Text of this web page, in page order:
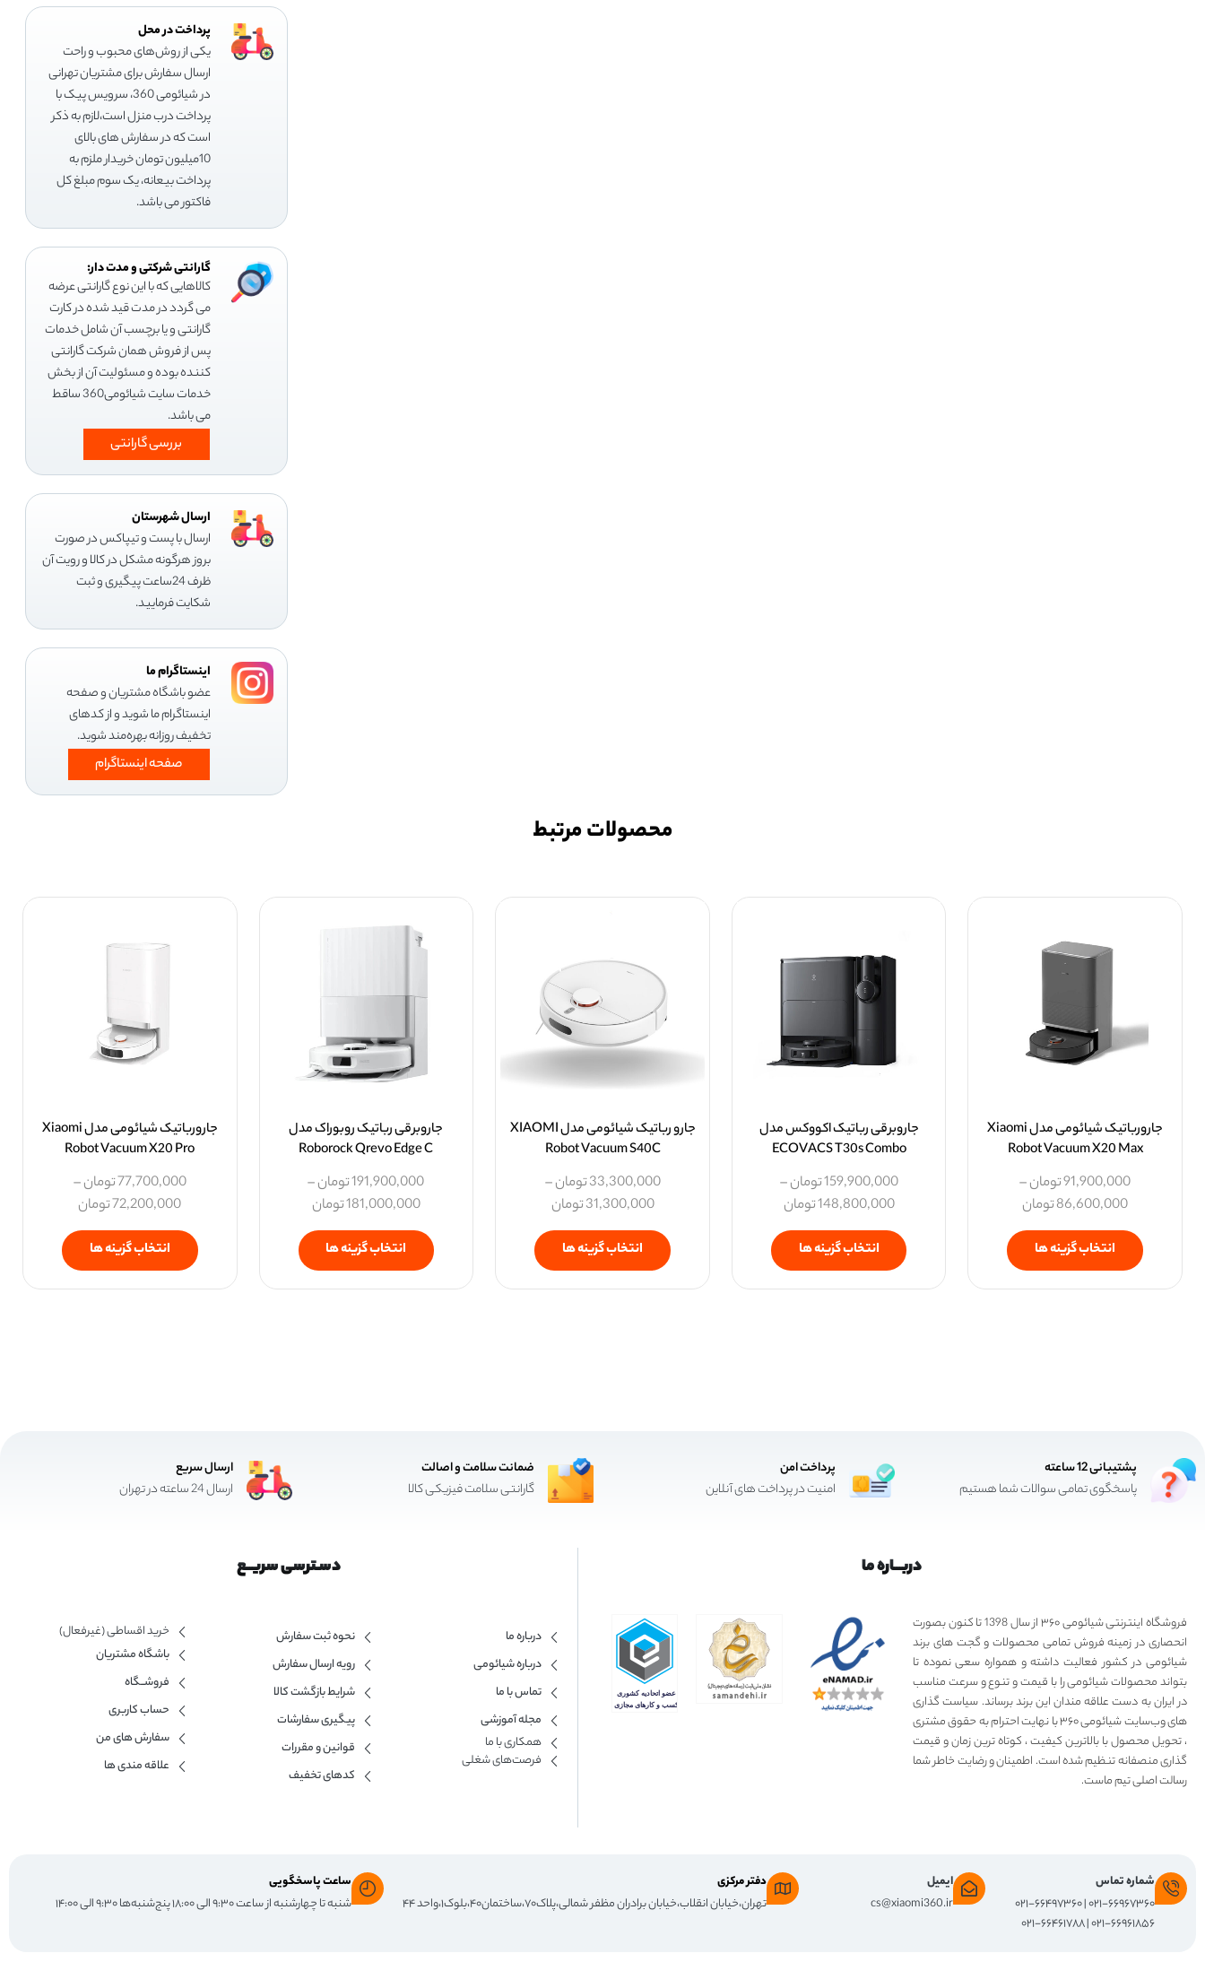
پرداخت در محل
یکی از روش‌های محبوب و راحت
ارسال سفارش برای مشتریان تهرانی
در شیائومی 360، سرویس پیک با
پرداخت درب منزل است،لازم به ذکر
است که در سفارش های بالای
10میلیون تومان خریدار ملزم به
پرداخت بیعانه، یک سوم مبلغ کل
فاکتور می باشد.
گارانتی شرکتی و مدت دار:
کالاهایی که با این نوع گارانتی عرضه
می گردد در مدت قید شده در کارت
گارانتی و یا برچسب آن شامل خدمات
پس از فروش همان شرکت گارانتی
کننده بوده و مسئولیت آن از بخش
خدمات سایت شیائومی360 ساقط
می باشد.
بررسی گارانتی
ارسال شهرستان
ارسال با پست و تیپاکس در صورت
بروز هرگونه مشکل در کالا و رویت آن
ظرف 24ساعت پیگیری و ثبت
شکایت فرمایید.
اینستاگرام ما
عضو باشگاه مشتریان و صفحه
اینستاگرام ما شوید و از کدهای
تخفیف روزانه بهره‌مند شوید.
صفحه اینستاگرام
محصولات مرتبط
جارورباتیک شیائومی مدل Xiaomi
Robot Vacuum X20 Max
91,900,000تومان–
86,600,000تومان
انتخاب گزینه ها
جاروبرقی رباتیک اکووکس مدل
ECOVACS T30s Combo
159,900,000تومان–
148,800,000تومان
انتخاب گزینه ها
جارو رباتیک شیائومی مدل XIAOMI
Robot Vacuum S40C
33,300,000تومان–
31,300,000تومان
انتخاب گزینه ها
جاروبرقی رباتیک روبوراک مدل
Roborock Qrevo Edge C
191,900,000تومان–
181,000,000تومان
انتخاب گزینه ها
جارورباتیک شیائومی مدل Xiaomi
Robot Vacuum X20 Pro
77,700,000تومان–
72,200,000تومان
انتخاب گزینه ها
پشتیبانی 12 ساعته
پاسخگوی تمامی سوالات شما هستیم
پرداخت امن
امنیت در پرداخت های آنلاین
ضمانت سلامت و اصالت
گارانتی سلامت فیزیکی کالا
ارسال سریع
ارسال 24 ساعته در تهران
دربـــاره ما
فروشگاه اینترنتی شیائومی ۳۶۰ از سال 1398 تا کنون بصورت
انحصاری در زمینه فروش تمامی محصولات و گجت های برند
شیائومی در کشور فعالیت داشته و همواره سعی نموده تا
بتواند محصولات شیائومی را با قیمت و تنوع و سرعت مناسب
در ایران به دست علاقه مندان این برند برساند. سیاست گذاری
های وب‌سایت شیائومی ۳۶۰ با نهایت احترام به حقوق مشتری
، تحویل محصول با بالاترین کیفیت ، کوتاه ترین زمان و قیمت
گذاری منصفانه تنظیم شده است. اطمینان و رضایت خاطر شما
رسالت اصلی تیم ماست.
دسـترسی سریــع
درباره ما
درباره شیائومی
تماس با ما
مجله آموزشی
همکاری با ما​
فرصت‌های شغلی
نحوه ثبت سفارش
رویه ارسال سفارش
شرایط بازگشت کالا
پیگیری سفارشات
قوانین و مقررات
کدهای تخفیف
خرید اقساطی (غیرفعال)
باشگاه مشتریان
فروشــگاه
حساب کاربری
سفارش های من
علاقه مندی ها
شماره تماس
۰۲۱-۶۶۹۶۷۳۶۰ | ۰۲۱-۶۶۴۹۷۳۶۰
۰۲۱-۶۶۹۶۱۸۵۶ | ۰۲۱-۶۶۴۶۱۷۸۸
ایمیل
cs@xiaomi360.ir
دفتر مرکزی
تهران،خیابان انقلاب،خیابان برادران مظفر شمالی،پلاک۷۰،ساختمان۴۰،بلوک۱،واحد ۴۴
ساعت پاسخگویی
شنبه تا چهارشنبه از ساعت ۹:۳۰ الی ۱۸:۰۰ پنج‌شنبه‌ها ۹:۳۰ الی ۱۴:۰۰